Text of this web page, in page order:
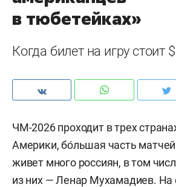
в тюбетейках»
Когда билет на игру стоит
ЧМ-2026 проходит в трех
Америки, бо́льшая часть
живет много россиян, в том
из них — Ленар Мухамадиев. На